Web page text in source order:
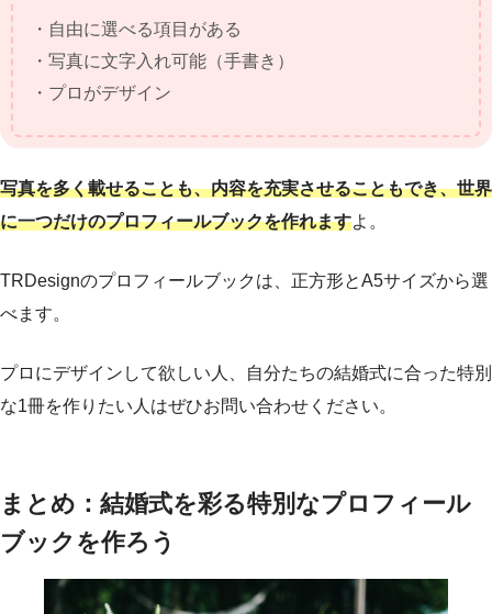
・自由に選べる項目がある
・写真に文字入れ可能（手書き）
・プロがデザイン
写真を多く載せることも、内容を充実させることもでき、世界
に一つだけのプロフィールブックを作れますよ。
TRDesignのプロフィールブックは、正方形とA5サイズから選
べます。
プロにデザインして欲しい人、自分たちの結婚式に合った特別
な1冊を作りたい人はぜひお問い合わせください。
まとめ：結婚式を彩る特別なプロフィール
ブックを作ろう